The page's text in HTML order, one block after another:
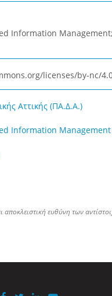
Information
licenses/by-nc/
Αττικής (ΠΑ.Δ.Α.)
Information Management
ευθύνη των